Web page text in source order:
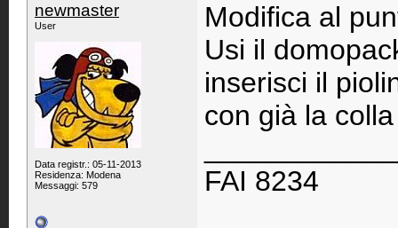
newmaster
User
Data registr.: 05-11-2013
Residenza: Modena
Messaggi: 579
Modifica al
Usi il
inserisci il
con già la
FAI 8234